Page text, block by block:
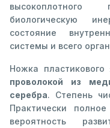
высокоплотного
биологическую
состояние
системы и всего
Ножка пластикового
проволокой из
серебра. Степень
Практически
вероятность